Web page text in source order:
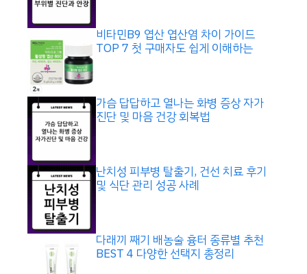
비타민B9 엽산 엽산염 차이 가이드
TOP 7 첫 구매자도 쉽게 이해하는
가슴 답답하고 열나는 화병 증상 자가
진단 및 마음 건강 회복법
난치성 피부병 탈출기, 건선 치료 후기
및 식단 관리 성공 사례
다래끼 째기 배농술 흉터 종류별 추천
BEST 4 다양한 선택지 총정리